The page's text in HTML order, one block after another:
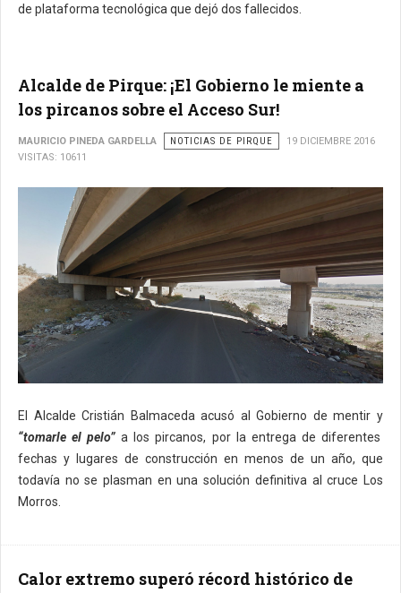
de plataforma tecnológica que dejó dos fallecidos.
Alcalde de Pirque: ¡El Gobierno le miente a
los pircanos sobre el Acceso Sur!
MAURICIO PINEDA GARDELLA NOTICIAS DE PIRQUE
19 DICIEMBRE 2016
VISITAS: 10611
El Alcalde Cristián Balmaceda acusó al Gobierno de mentir y
“tomarle el pelo” a los pircanos, por la entrega de diferentes
fechas y lugares de construcción en menos de un año, que
todavía no se plasman en una solución definitiva al cruce Los
Morros.
Calor extremo superó récord histórico de